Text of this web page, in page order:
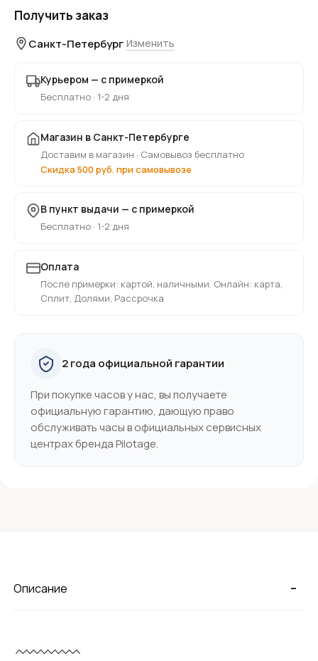
Получить заказ
Санкт-Петербург Изменить
Курьером — с примеркой
Бесплатно · 1-2 дня
Магазин в Санкт-Петербурге
Доставим в магазин · Самовывоз бесплатно
Скидка 500 руб. при самовывозе
В пункт выдачи — с примеркой
Бесплатно · 1-2 дня
Оплата
После примерки: картой, наличными. Онлайн: карта,
Сплит, Долями, Рассрочка
2 года официальной гарантии
При покупке часов у нас, вы получаете
официальную гарантию, дающую право
обслуживать часы в официальных сервисных
центрах бренда Pilotage.
-
Описание